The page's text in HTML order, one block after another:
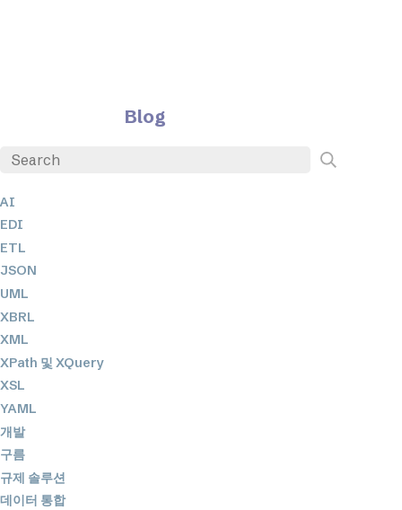
Blog
AI
EDI
ETL
JSON
UML
XBRL
XML
XPath 및 XQuery
XSL
YAML
개발
구름
규제 솔루션
데이터 통합